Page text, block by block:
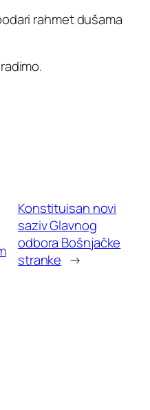
rahmet dušama
Konstituisan novi
saziv Glavnog
odbora Bošnjačke
stranke →